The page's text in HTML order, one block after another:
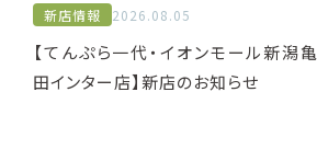
新店情報 2026.08.05
【てんぷら一代・イオンモール新潟亀
田インター店】新店のお知らせ